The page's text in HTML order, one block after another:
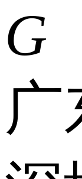
G
广